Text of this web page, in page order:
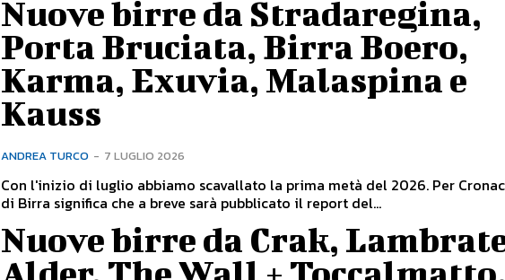
Nuove birre da Stradaregina,
Porta Bruciata, Birra Boero,
Karma, Exuvia, Malaspina e
Kauss
ANDREA TURCO - 7 LUGLIO 2026
Con l'inizio di luglio abbiamo scavallato la prima metà del 2026. Per
di Birra significa che a breve sarà pubblicato il report del...
Nuove birre da Crak,